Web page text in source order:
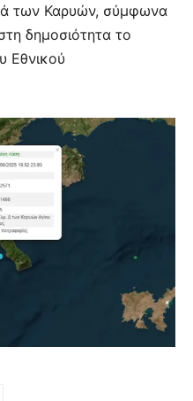
των Καρυών, σύμφωνα
δημοσιότητα το
Εθνικού